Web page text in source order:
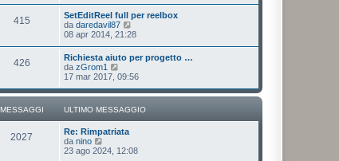
e
s
s
a
g
g
i
o
u
l
t
i
m
o
e
s
s
a
g
i
415
SetEditReel full per reelbox
da daredavil87
e
u
l
t
i
o
m
s
08 apr 2014, 21:28
426
Richiesta aiuto per progetto …
da zGrom1
e
i
l
t
i
o
17 mar 2017, 09:56
MESSAGGI ULTIMO MESSAGGIO
2027
Re: Rimpatriata
da nino
e
23 ago 2024, 12:08